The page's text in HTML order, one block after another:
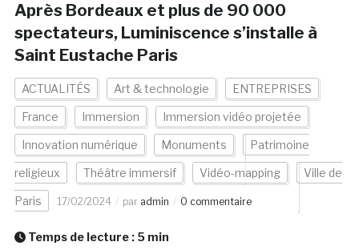
Après Bordeaux et plus de 90 000
spectateurs, Luminiscence s’installe à
Saint Eustache Paris
ACTUALITÉS Art & technologie ENTREPRISES
France Immersion Immersion vidéo projetée
Innovation numérique Monuments Patrimoine
religieux Théâtre immersif Vidéo-mapping Ville de
Paris 17/02/2024 par admin 0 commentaire
Temps de lecture : 5 min